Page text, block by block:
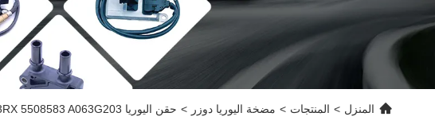
المنزل > المنتجات > مضخة اليوريا دوزر > حقن اليوريا 5508583RX 5508583 A063G203 لشركة كومينز 6.7 لتر ISB / QSB المحركات Adblue